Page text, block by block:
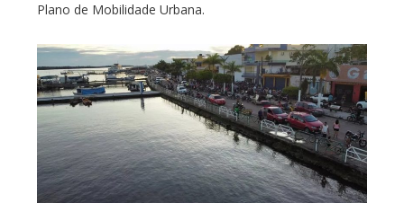
Plano de Mobilidade Urbana.